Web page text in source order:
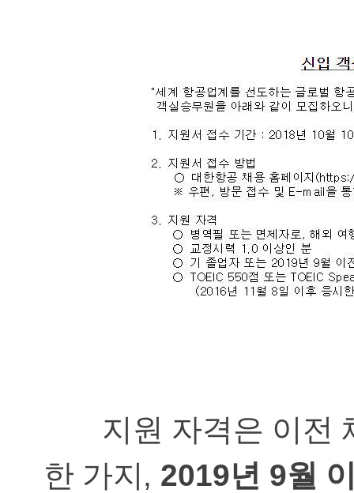
지원 자격은 이전
한 가지, 2019년 9월